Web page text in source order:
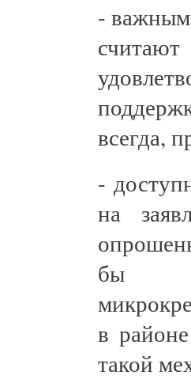
- важным
всегда,
-
на
бы
в
такой